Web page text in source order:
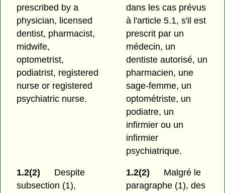
prescribed by a
physician, licensed
dentist, pharmacist,
midwife,
optometrist,
podiatrist, registered
nurse or registered
psychiatric nurse.
dans les cas prévus
à l'article 5.1, s'il est
prescrit par un
médecin, un
dentiste autorisé, un
pharmacien, une
sage-femme, un
optométriste, un
podiatre, un
infirmier ou un
infirmier
psychiatrique.
1.2(2)
Despite
subsection (1),
1.2(2)
Malgré le
paragraphe (1), des